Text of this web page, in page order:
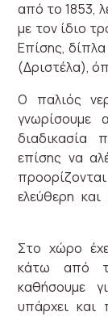
από το 1853,
με τον ίδιο
Επίσης,
(Δριστέλα),
Ο παλιός
γνωρίσουμε
διαδικασία
επίσης να
ελεύθερη
Στο χώρο
κάτω από
καθήσουμε
υπάρχει και